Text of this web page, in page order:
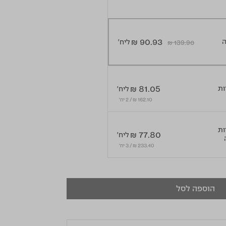
ליח' ₪ 90.93 Price
₪ 139.90to
ליח' ₪ 81.05
162.10 ₪ / 2 יח׳
ליח' ₪ 77.80
233.40 ₪ / 3 יח׳
הוספה לסל